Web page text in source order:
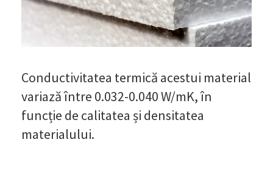
Conductivitatea termică acestui material
variază între 0.032-0.040 W/mK, în
funcție de calitatea și densitatea
materialului.